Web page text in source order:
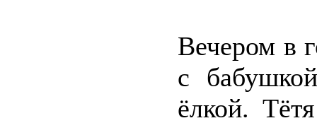
Вечером в
с
ёлкой.